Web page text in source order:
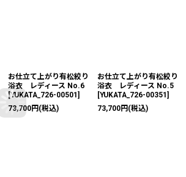
お仕立て上がり有松絞り
浴衣 レディース No.6
[YUKATA_726-00501]
73,700円 (税込)
お仕立て上がり有松絞り
浴衣 レディース No.5
[YUKATA_726-00351]
73,700円 (税込)